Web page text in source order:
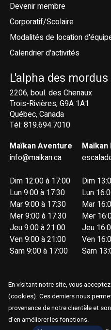
Devenir membre
Corporatif/Scolaire
Modalités de location
Calendrier d'activités
L'alpha des
2206, boul. des Chenaux
Trois-Rivières, G9A 1A1
Québec, Canada
Tél: 819.694.7010
Maïkan Aventure
info@maikan.ca
Dim 12:00 à 17:00
Lun 9:00 à 17:30
Mar 9:00 à 17:30
Mer 9:00 à 17:30
Jeu 9:00 à 21:00
Ven 9:00 à 21:00
Sam 9:00 à 17:00
Maïkan
Dim
Lun
Mar
Mer
Jeu
Ven
Sam
© Copyright 2026 Maïkan Aventure
En visitant notre site, vous
(cookies). Ces derniers nous
provenance de notre clientèle et
d'en améliorer les fonctions.